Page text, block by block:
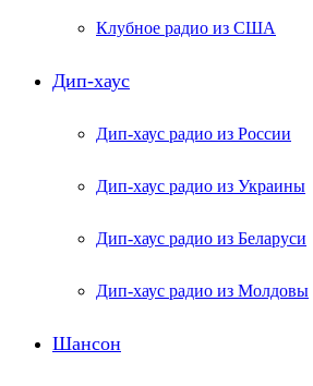
Клубное радио из США
Дип-хаус
Дип-хаус радио из России
Дип-хаус радио из Украины
Дип-хаус радио из Беларуси
Дип-хаус радио из Молдовы
Шансон